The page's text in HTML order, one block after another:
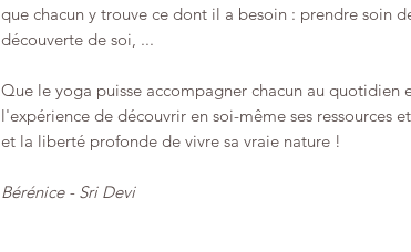
que chacun y trouve ce dont il a besoin : prendre soin
découverte de soi, ...
Que le yoga puisse accompagner chacun au quotidien
l'expérience de découvrir en soi-même ses ressources
et la liberté profonde de vivre sa vraie nature !
Bérénice - Sri Devi